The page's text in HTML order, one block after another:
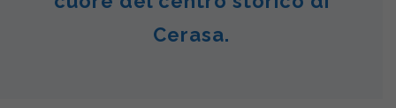
Cerasa.